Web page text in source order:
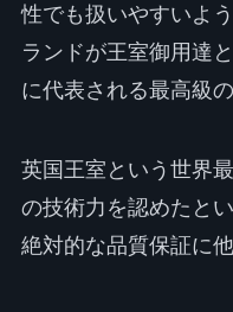
性でも扱いやすいよ
ランドが王室御用達
に代表される最高級
英国王室という世界
の技術力を認めたと
絶対的な品質保証に